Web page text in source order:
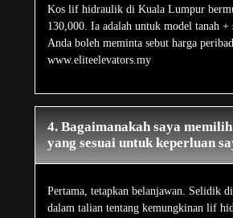
Kos lif hidraulik di Kuala Lumpur
130,000. Ia adalah untuk model tanah +
Anda boleh meminta sebut harga
www.eliteelevators.my
4. Bagaimanakah saya
yang sesuai untuk keperluan
Pertama, tetapkan belanjawan. Selidik
dalam talian tentang kemungkinan lif